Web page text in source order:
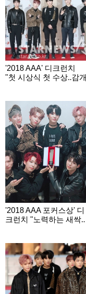
'2018 AAA' 디크런치
"첫 시상식 첫 수상..감개
'2018 AAA 포커스상' 디
크런치 "노력하는 새싹..